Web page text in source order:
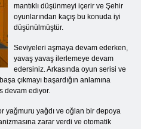
mantıklı düşünmeyi içerir ve Şehir
oyunlarından kaçış bu konuda iyi
düşünülmüştür.
Seviyeleri aşmaya devam ederken,
yavaş yavaş ilerlemeye devam
edersiniz. Arkasında oyun serisi ve
çıkmayı başardığın anlamına
devam ediyor.
yağmuru yağdı ve oğlan bir depoya
zarar verdi ve otomatik